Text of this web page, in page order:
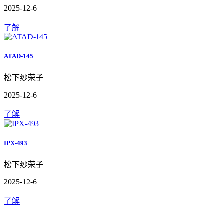
2025-12-6
了解
ATAD-145
松下纱荣子
2025-12-6
了解
IPX-493
松下纱荣子
2025-12-6
了解